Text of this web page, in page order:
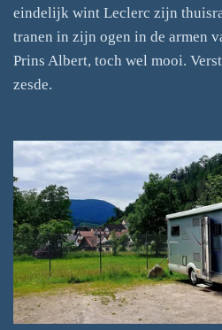
eindelijk wint Leclerc zijn
tranen in zijn ogen in de armen
Prins Albert, toch wel mooi.
zesde.